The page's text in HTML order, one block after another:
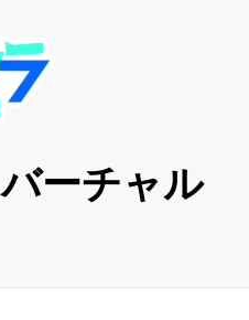
ーチャル